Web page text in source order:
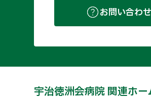
お問い合わせ
宇治徳洲会病院 関連ホー